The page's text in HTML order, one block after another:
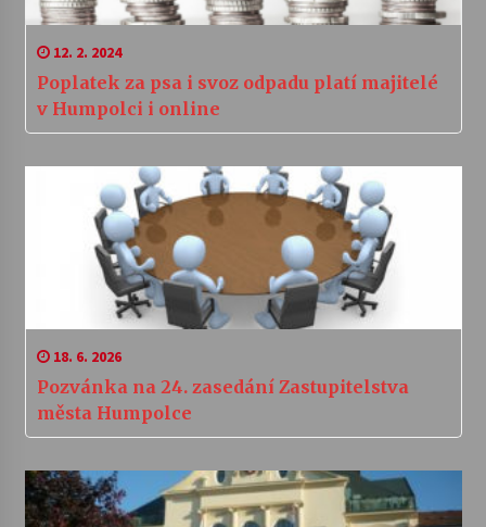
12. 2. 2024
Poplatek za psa i svoz odpadu platí majitelé
v Humpolci i online
18. 6. 2026
Pozvánka na 24. zasedání Zastupitelstva
města Humpolce